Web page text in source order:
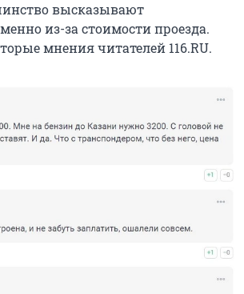
высказывают
из-за стоимости проезда.
мнения читателей 116.RU.